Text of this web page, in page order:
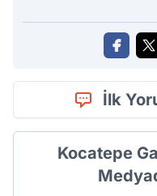
İlk
Kocatepe